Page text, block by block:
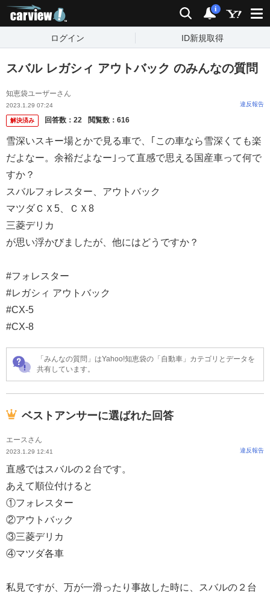
検索 通知
i
ログイン ID新規取得
スバル レガシィ アウトバック のみんなの質問
知恵袋ユーザーさん
2023.1.29 07:24 違反報告
解決済み 回答数： 22 閲覧数： 616
雪深いスキー場とかで見る車で、｢この車なら雪深くても楽
だよなー。余裕だよなー｣って直感で思える国産車って何で
すか？
スバルフォレスター、アウトバック
マツダＣＸ5、ＣＸ8
三菱デリカ
が思い浮かびましたが、他にはどうですか？
#フォレスター
#レガシィ アウトバック
#CX-5
#CX-8
「みんなの質問」はYahoo!知恵袋の「自動車」カテゴリとデータを
共有しています。
ベストアンサーに選ばれた回答
エースさん
2023.1.29 12:41 違反報告
直感ではスバルの２台です。
あえて順位付けると
①フォレスター
②アウトバック
③三菱デリカ
④マツダ各車
私見ですが、万が一滑ったり事故した時に、スバルの２台